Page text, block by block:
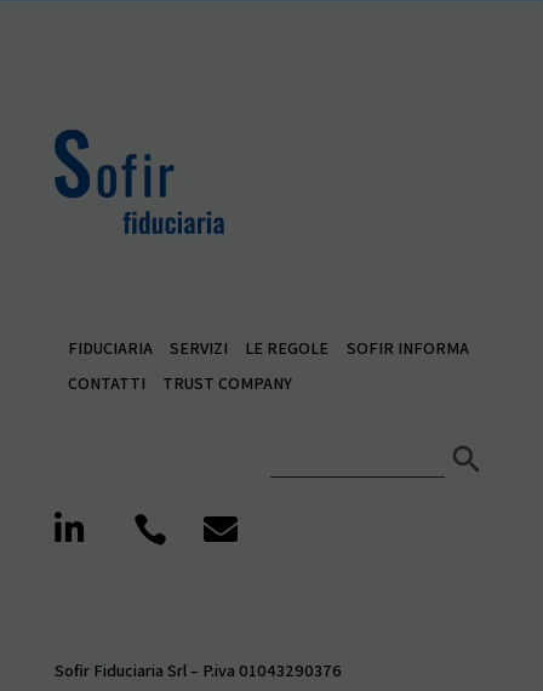
FIDUCIARIA SERVIZI LE REGOLE
SOFIR INFORMA
CONTATTI
TRUST COMPANY
  
Sofir Fiduciaria Srl – P.iva 01043290376